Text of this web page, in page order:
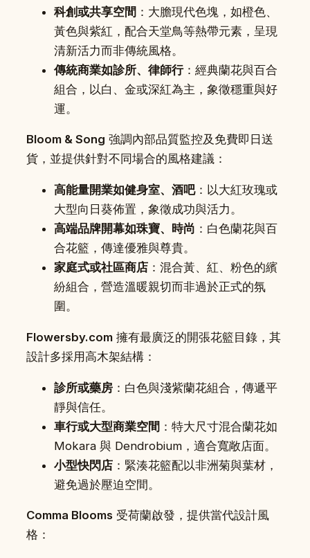
科創或共享空間 ：大膽現代色塊，如橙色、
黃色與紫紅，配合天堂鳥等熱帶元素，呈現
清新活力而非傳統風格。
傳統商業如診所、律師行：經典蘭花與百合
組合，以白、金或深紅為主，象徵穩重與好
運。
Bloom & Song 強調內部品質監控及免費即日送
貨，並提供針對不同場合的風格建議：
高能量開業如健身室、酒吧：以大紅玫瑰或
大型向日葵佈置，象徵成功與活力。
高端品牌開幕如珠寶、時尚 ：白色蘭花與百
合花籃，傳達優雅與尊貴。
家庭式或社區商店 ：混合黃、紅、粉色的繽
紛組合，營造溫暖親切而非過於正式的氛
圍。
Flowersby.com 擁有最廣泛的開張花籃目錄，其
設計多採用高木架結構：
診所或藥房 ：白色與淺紫蘭花組合，傳遞平
靜與信任。
車行或大型商業空間 ：特大尺寸混合蘭花如
Mokara 與 Dendrobium，適合寬敞店面。
小型快閃店 ：緊湊花籃配以非洲菊與葉材，
避免過於壓迫空間。
Comma Blooms 受荷蘭啟發，提供當代設計風
格：